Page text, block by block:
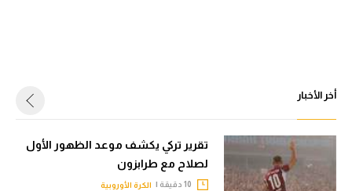
أخر الأخبار
تقرير تركي يكشف موعد الظهور الأول
لصلاح مع طرابزون
الكرة الأوروبية